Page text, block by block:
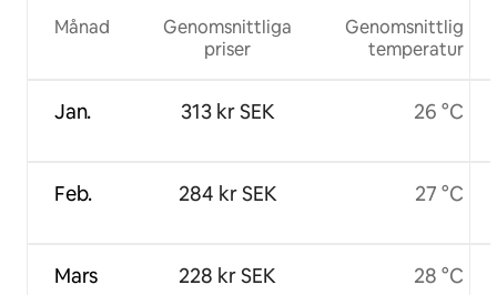
Månad
Jan.
Feb.
Mars
Genomsnittliga
priser
313 kr SEK
284 kr SEK
228 kr SEK
Genomsnittlig
temperatur
26 °C
27 °C
28 °C